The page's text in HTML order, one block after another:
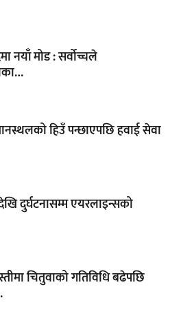
नयाँ मोड : सर्वोच्चले
हिउँ पन्छाएपछि हवाई सेवा
दुर्घटनासम्म एयरलाइन्सको
चितुवाको गतिविधि बढेपछि